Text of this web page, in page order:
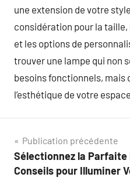
une extension de votre
considération pour la taille,
et les options de
trouver une lampe qui non
besoins fonctionnels, mais
l’esthétique de votre
Navigation
de
Publication précédente
Sélectionnez la Parfaite
Conseils pour Illuminer